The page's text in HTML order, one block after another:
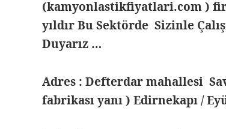
(kamyonlastikfiyatlari.com )
yıldır Bu Sektörde Sizinle
Duyarız …
Adres : Defterdar mahallesi
fabrikası yanı ) Edirnekapı /